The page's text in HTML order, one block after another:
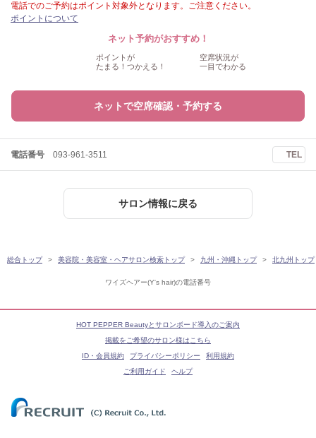
ワイズヘアー(Y's hair)の電話番号
電話でのご予約はポイント対象外となります。ご注意ください。
ポイントについて
ネット予約がおすすめ！
ポイントが
たまる！つかえる！
空席状況が
一目でわかる
ネットで空席確認・予約する
電話番号 093-961-3511 TEL
サロン情報に戻る
総合トップ 美容院・美容室・ヘアサロン検索トップ 九州・沖縄トップ 北九州トップ
HOT PEPPER Beautyとサロンボード導入のご案内
掲載をご希望のサロン様はこちら
ID・会員規約
プライバシーポリシー
利用規約
ご利用ガイド
ヘルプ